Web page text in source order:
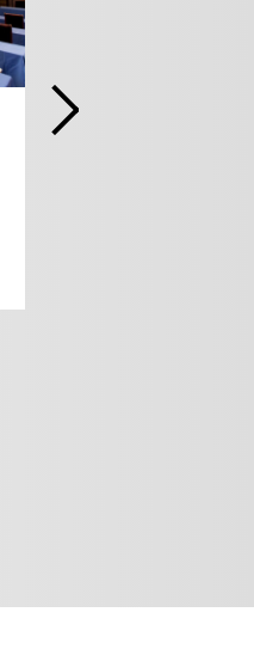
【スクリーン・プロジェ